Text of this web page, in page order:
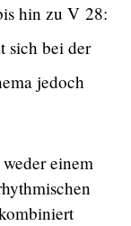
hin zu V 28:
sich bei der
jedoch
einem